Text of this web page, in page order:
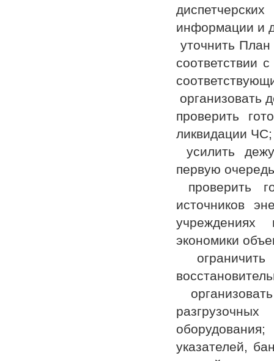
информации и
уточнить
соответствии
организовать
проверить
ликвидации ЧС;
усилить
первую
проверить
источников
экономики
разгрузочных
указателей,